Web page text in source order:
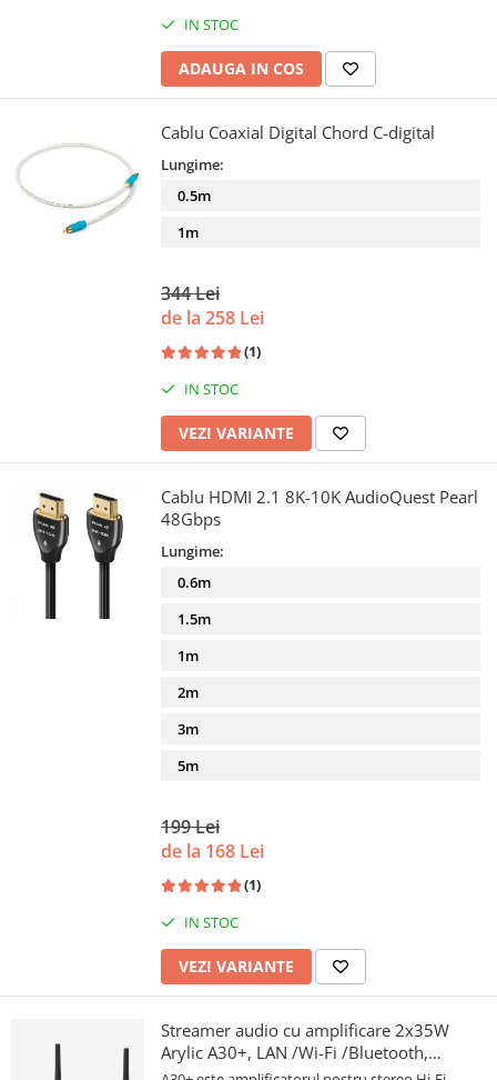
IN STOC
ADAUGA IN COS
Cablu Coaxial Digital Chord C-digital
Lungime:
0.5m
1m
344 Lei
de la 258 Lei
(1)
IN STOC
VEZI VARIANTE
Cablu HDMI 2.1 8K-10K AudioQuest Pearl
48Gbps
Lungime:
0.6m
1.5m
1m
2m
3m
5m
199 Lei
de la 168 Lei
(1)
IN STOC
VEZI VARIANTE
Streamer audio cu amplificare 2x35W
Arylic A30+, LAN /Wi-Fi /Bluetooth,
24bit/192kHz, Multiroom